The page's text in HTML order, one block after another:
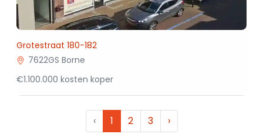
Grotestraat 180-182
7622GS Borne
€1.100.000 kosten koper
‹ 1 2 3 ›